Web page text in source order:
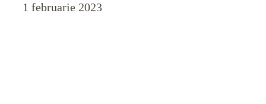
1 februarie 2023